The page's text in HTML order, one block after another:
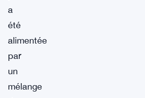
a
été
alimentée
par
un
mélange